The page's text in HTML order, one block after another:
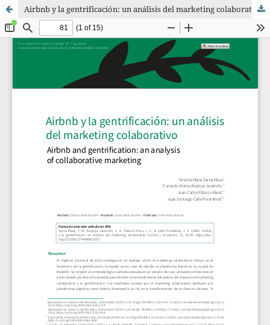
Airbnb y la gentrificación: un análisis del marketing colaborativo